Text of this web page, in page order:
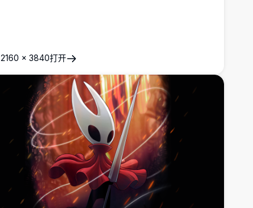
2160 × 3840打开